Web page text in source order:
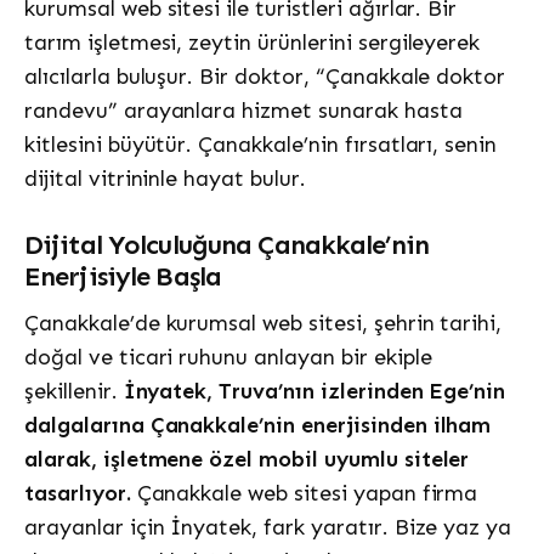
kurumsal web sitesi ile turistleri ağırlar. Bir
tarım işletmesi, zeytin ürünlerini sergileyerek
alıcılarla buluşur. Bir doktor, “Çanakkale doktor
randevu” arayanlara hizmet sunarak hasta
kitlesini büyütür. Çanakkale’nin fırsatları, senin
dijital vitrininle hayat bulur.
Dijital Yolculuğuna Çanakkale’nin
Enerjisiyle Başla
Çanakkale’de kurumsal web sitesi, şehrin tarihi,
doğal ve ticari ruhunu anlayan bir ekiple
şekillenir. İnyatek, Truva’nın izlerinden Ege’nin
dalgalarına Çanakkale’nin enerjisinden ilham
alarak, işletmene özel mobil uyumlu siteler
tasarlıyor. Çanakkale web sitesi yapan firma
arayanlar için İnyatek, fark yaratır. Bize yaz ya